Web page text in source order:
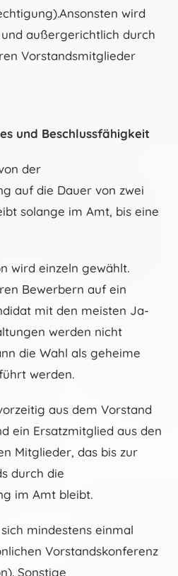
wird
außergerichtlich durch
Vorstandsmitglieder
und Beschlussfähigkeit
der
auf die Dauer von zwei
solange im Amt, bis eine
wird einzeln gewählt.
Bewerbern auf ein
mit den meisten Ja-
werden nicht
die Wahl als geheime
werden.
aus dem Vorstand
ein Ersatzmitglied aus den
Mitglieder, das bis zur
durch die
im Amt bleibt.
mindestens einmal
Vorstandskonferenz
Sonstige